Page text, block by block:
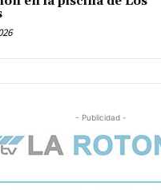
- Publicidad -